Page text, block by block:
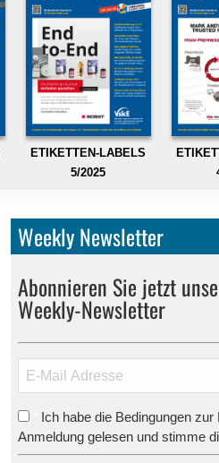
ETIKETTEN-LABELS
5/2025
Weekly Newsletter
Abonnieren Sie jetzt
Weekly-Newsletter
Ich habe die Bedingungen zur
Anmeldung gelesen und stimme